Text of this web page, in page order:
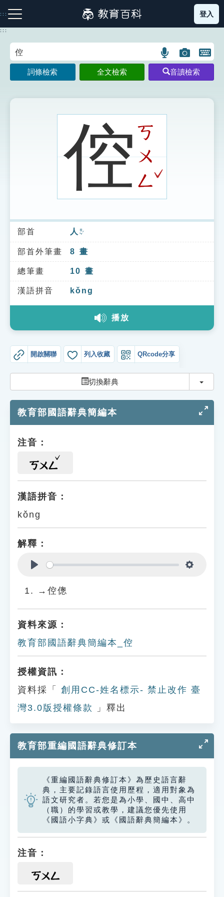
到
主
:::
注音索引圖示 筆畫索引圖示 部首索引表圖示
索引選單
知識索引
單字索引
生命大百科索引
教學應用
貓頭鷹博士
登入
:::
語
言
搜
示
圖
片
搜
開
鍵
圖
詞條檢索 全文檢索 音讀檢索
倥ㄎ
ㄨ
ㄥ
ˇ
部首 人 ㄖㄣˊ
部首外筆畫 8 畫
總筆畫 10 畫
漢語拼音 kǒng
播放
開啟關聯 列入收藏 QRcode分享
切換辭典 切換
教育部國語辭典簡編本
注音：
ㄎㄨㄥ
漢語拼音：
kǒng
解釋：
→倥傯
資料來源：
教育部國語辭典簡編本_倥
授權資訊：
資料採「
創用CC-姓名標示- 禁止改作 臺
灣3.0版授權條款
」釋出
教育部重編國語辭典修訂本
《重編國語辭典修訂本》為歷史語言辭
典，主要記錄語言使用歷程，適用對象為
語文研究者。若您是為小學、國中、高中
（職）的學習或教學，建議您優先使用
《國語小字典》或《國語辭典簡編本》。
注音：
ㄎㄨㄥ